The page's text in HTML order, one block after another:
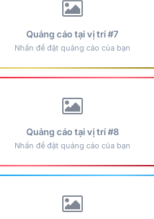
Quảng cáo tại vị trí #7
Nhấn để đặt quảng cáo của bạn
Quảng cáo tại vị trí #8
Nhấn để đặt quảng cáo của bạn